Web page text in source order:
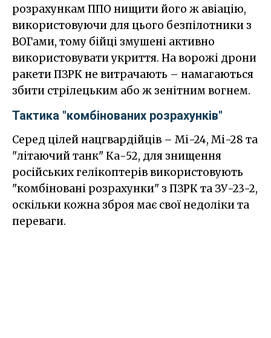
розрахункам ППО нищити його ж авіацію,
використовуючи для цього безпілотники з
ВОГами, тому бійці змушені активно
використовувати укриття. На ворожі дрони
ракети ПЗРК не витрачають – намагаються
збити стрілецьким або ж зенітним вогнем.
Тактика "комбінованих розрахунків"
Серед цілей нацгвардійців – Мі-24, Мі-28 та
"літаючий танк" Ка-52, для знищення
російських гелікоптерів використовують
"комбіновані розрахунки" з ПЗРК та ЗУ-23-2,
оскільки кожна зброя має свої недоліки та
переваги.